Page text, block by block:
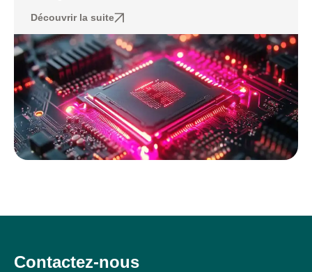
Découvrir la suite
Contactez-nous